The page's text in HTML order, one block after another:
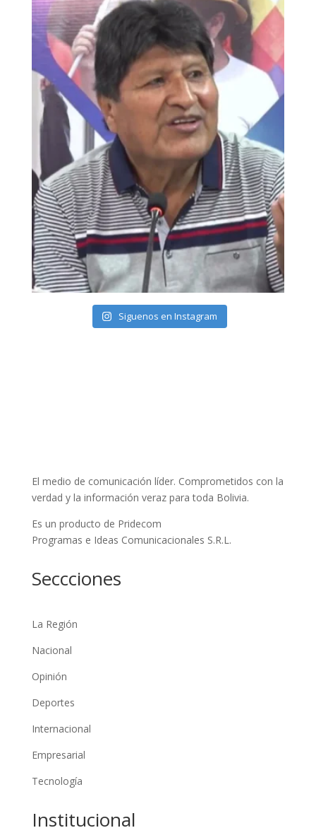
Siguenos en Instagram
El medio de comunicación líder. Comprometidos con la
verdad y la información veraz para toda Bolivia.
Es un producto de Pridecom
Programas e Ideas Comunicacionales S.R.L.
Seccciones
La Región
Nacional
Opinión
Deportes
Internacional
Empresarial
Tecnología
Institucional